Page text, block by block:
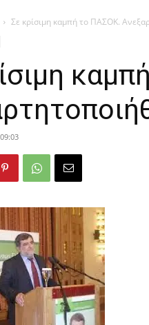
Σε κρίσιμη καμπή το ΠΑΣΟΚ.